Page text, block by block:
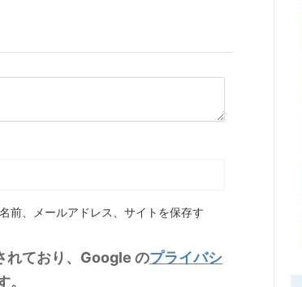
前、メールアドレス、サイトを保存す
れており、Google のプライバシ
。